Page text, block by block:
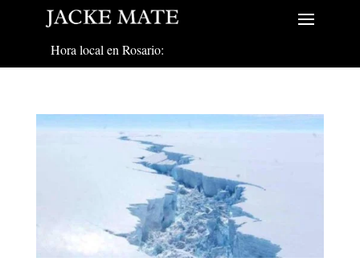
Hora local en Rosario: